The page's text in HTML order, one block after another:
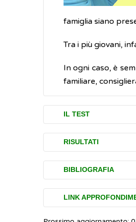
famiglia siano
Tra i più giovani,
In ogni caso, è
familiare,
IL TEST
L’analisi per
prostatico
Al fine di ridurre il
corso.
RISULTATI
Una volta ritirati i
dei suoi valori,
Le cause, sia
prostatica benigna
BIBLIOGRAFIA
Mayo Clinic.PSA
LINK